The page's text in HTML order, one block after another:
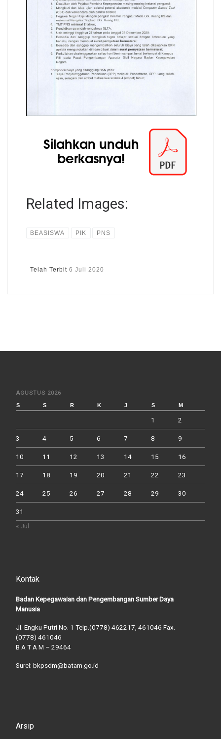
Related Images:
BEASISWA PIK PNS
Telah Terbit 6 Juli 2020
AGUSTUS 2026
S S R K J S M
1 2
3 4 5 6 7 8 9
10 11 12 13 14 15 16
17 18 19 20 21 22 23
24 25 26 27 28 29 30
31
« Jul
Kontak
Badan Kepegawaian dan Pengembangan Sumber Daya
Manusia
Jl. Engku Putri No. 1 Telp.(0778) 462217, 461046 Fax.
(0778) 461046
B A T A M – 29464
Surel: bkpsdm@batam.go.id
Arsip